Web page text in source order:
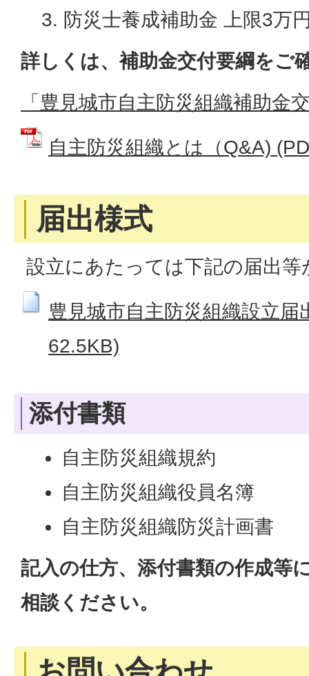
防災士養成補助金 上限3万
詳しくは、補助金交付要綱をご
「豊見城市自主防災組織補助金
自主防災組織とは（Q&A)
届出様式
設立にあたっては下記の届出等
豊見城市自主防災組織設立届
62.5KB)
添付書類
自主防災組織規約
自主防災組織役員名簿
自主防災組織防災計画書
記入の仕方、添付書類の作成等
相談ください。